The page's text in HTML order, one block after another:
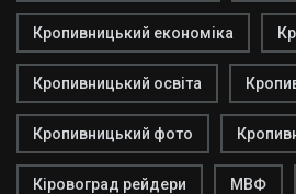
Кропивницький економіка
Кропивницький освіта
Кропивницький фото
Кіровоград рейдери МВФ